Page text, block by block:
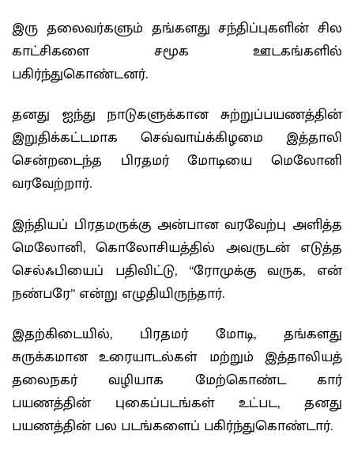
இரு தலைவர்களும் தங்களது சந்திப்புகளின் சில
காட்சிகளை சமூக ஊடகங்களில்
பகிர்ந்துகொண்டனர்.
தனது ஐந்து நாடுகளுக்கான சுற்றுப்பயணத்தின்
இறுதிக்கட்டமாக செவ்வாய்க்கிழமை இத்தாலி
சென்றடைந்த பிரதமர் மோடியை மெலோனி
வரவேற்றார்.
இந்தியப் பிரதமருக்கு அன்பான வரவேற்பு அளித்த
மெலோனி, கொலோசியத்தில் அவருடன் எடுத்த
செல்ஃபியைப் பதிவிட்டு, “ரோமுக்கு வருக, என்
நண்பரே” என்று எழுதியிருந்தார்.
இதற்கிடையில், பிரதமர் மோடி, தங்களது
சுருக்கமான உரையாடல்கள் மற்றும் இத்தாலியத்
தலைநகர் வழியாக மேற்கொண்ட கார்
பயணத்தின் புகைப்படங்கள் உட்பட, தனது
பயணத்தின் பல படங்களைப் பகிர்ந்துகொண்டார்.